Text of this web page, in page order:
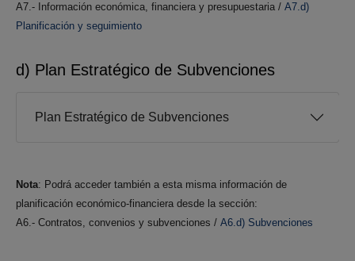
A7.- Información económica, financiera y presupuestaria / A7.d)
Planificación y seguimiento
d) Plan Estratégico de Subvenciones
Plan Estratégico de Subvenciones
Nota: Podrá acceder también a esta misma información de
planificación económico-financiera desde la sección:
A6.- Contratos, convenios y subvenciones / A6.d) Subvenciones